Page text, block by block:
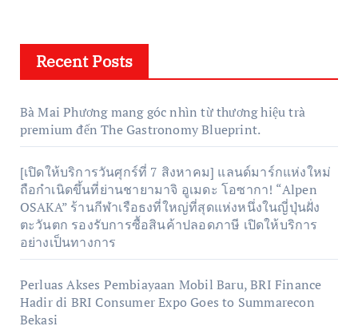
Recent Posts
Bà Mai Phương mang góc nhìn từ thương hiệu trà
premium đến The Gastronomy Blueprint.
[เปิดให้บริการวันศุกร์ที่ 7 สิงหาคม] แลนด์มาร์กแห่งใหม่
ถือกำเนิดขึ้นที่ย่านชายามาจิ อูเมดะ โอซากา! “Alpen
OSAKA” ร้านกีฬาเรือธงที่ใหญ่ที่สุดแห่งหนึ่งในญี่ปุ่นฝั่ง
ตะวันตก รองรับการซื้อสินค้าปลอดภาษี เปิดให้บริการ
อย่างเป็นทางการ
Perluas Akses Pembiayaan Mobil Baru, BRI Finance
Hadir di BRI Consumer Expo Goes to Summarecon
Bekasi